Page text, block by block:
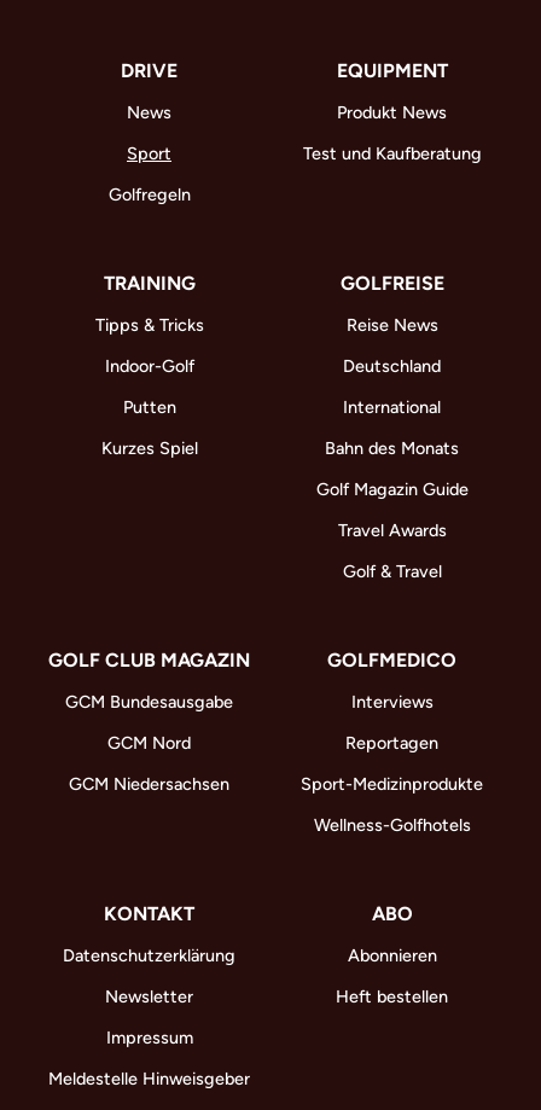
DRIVE
News
Sport
Golfregeln
EQUIPMENT
Produkt News
Test und Kaufberatung
TRAINING
Tipps & Tricks
Indoor-Golf
Putten
Kurzes Spiel
GOLFREISE
Reise News
Deutschland
International
Bahn des Monats
Golf Magazin Guide
Travel Awards
Golf & Travel
GOLF CLUB MAGAZIN
GCM Bundesausgabe
GCM Nord
GCM Niedersachsen
GOLFMEDICO
Interviews
Reportagen
Sport-Medizinprodukte
Wellness-Golfhotels
KONTAKT
Datenschutzerklärung
Newsletter
Impressum
Meldestelle Hinweisgeber
ABO
Abonnieren
Heft bestellen